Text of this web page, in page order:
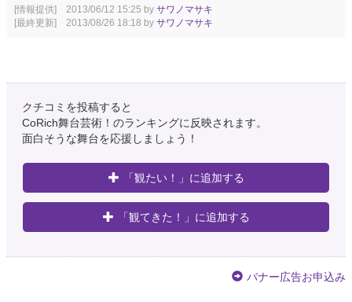
[情報提供] 2013/06/12 15:25 by サワノマサキ
[最終更新] 2013/08/26 18:18 by サワノマサキ
クチコミを投稿すると
CoRich舞台芸術！のランキングに反映されます。
面白そうな舞台を応援しましょう！
「観たい！」に追加する
「観てきた！」に追加する
バナー広告お申込み